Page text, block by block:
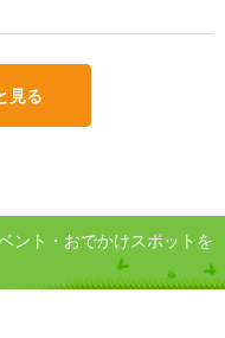
見る
ント・おでかけスポットを